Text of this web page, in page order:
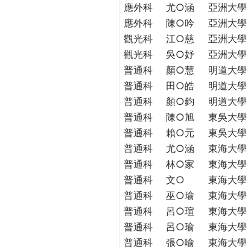
應外科
尤○涵 亞洲大學
應外科
陳○吟 亞洲大學
觀光科
江○慈 亞洲大學
觀光科
吳○妤 亞洲大學
普通科
顏○慧 明道大學
普通科
田○皓 明道大學
普通科
顏○鈞 明道大學
普通科
陳○旭 東吳大學
普通科
賴○元 東吳大學
普通科
尤○涵 東海大學
普通科
林○家 東海大學
普通科
文○ 東海大學
普通科
巫○瑜 東海大學
普通科
呂○瑄 東海大學
普通科
呂○瑜 東海大學
普通科
張○喻 東海大學